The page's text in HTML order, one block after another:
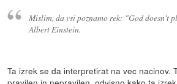
Mislim, da vsi poznamo rek: "God doesn't
Albert Einstein.
Ta izrek se da interpretirat na vec nacinov.